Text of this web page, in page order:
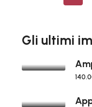
Gli ultimi